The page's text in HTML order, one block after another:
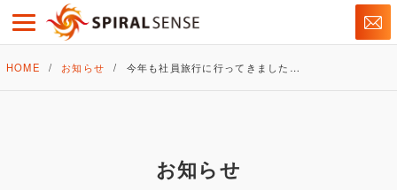
HOME お知らせ 今年も社員旅行に行ってきました…
お知らせ